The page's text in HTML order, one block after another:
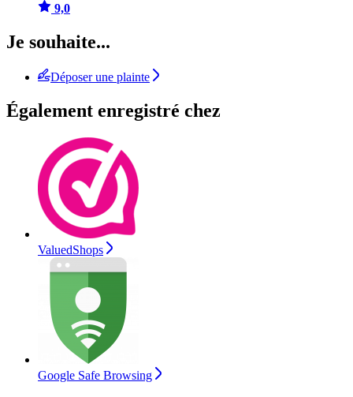
9,0
Je souhaite...
Déposer une plainte
Également enregistré chez
ValuedShops
Google Safe Browsing